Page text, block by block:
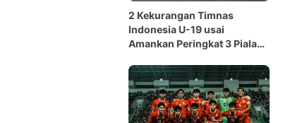
2 Kekurangan Timnas
Indonesia U-19 usai
Amankan Peringkat 3 Piala